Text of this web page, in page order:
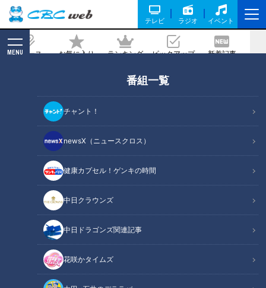
テレビ ラジオ イベント
ニュース お気に入り ランキング ピックアップ 新着記事
MENU
番組一覧
チャント！
newsX（ニュースクロス）
健康カプセル！ゲンキの時間
中日クラウンズ
中日ドラゴンズ関連記事
花咲かタイムズ
の岩壁がむき出しになった素掘りの隧道
とは
記事に戻る